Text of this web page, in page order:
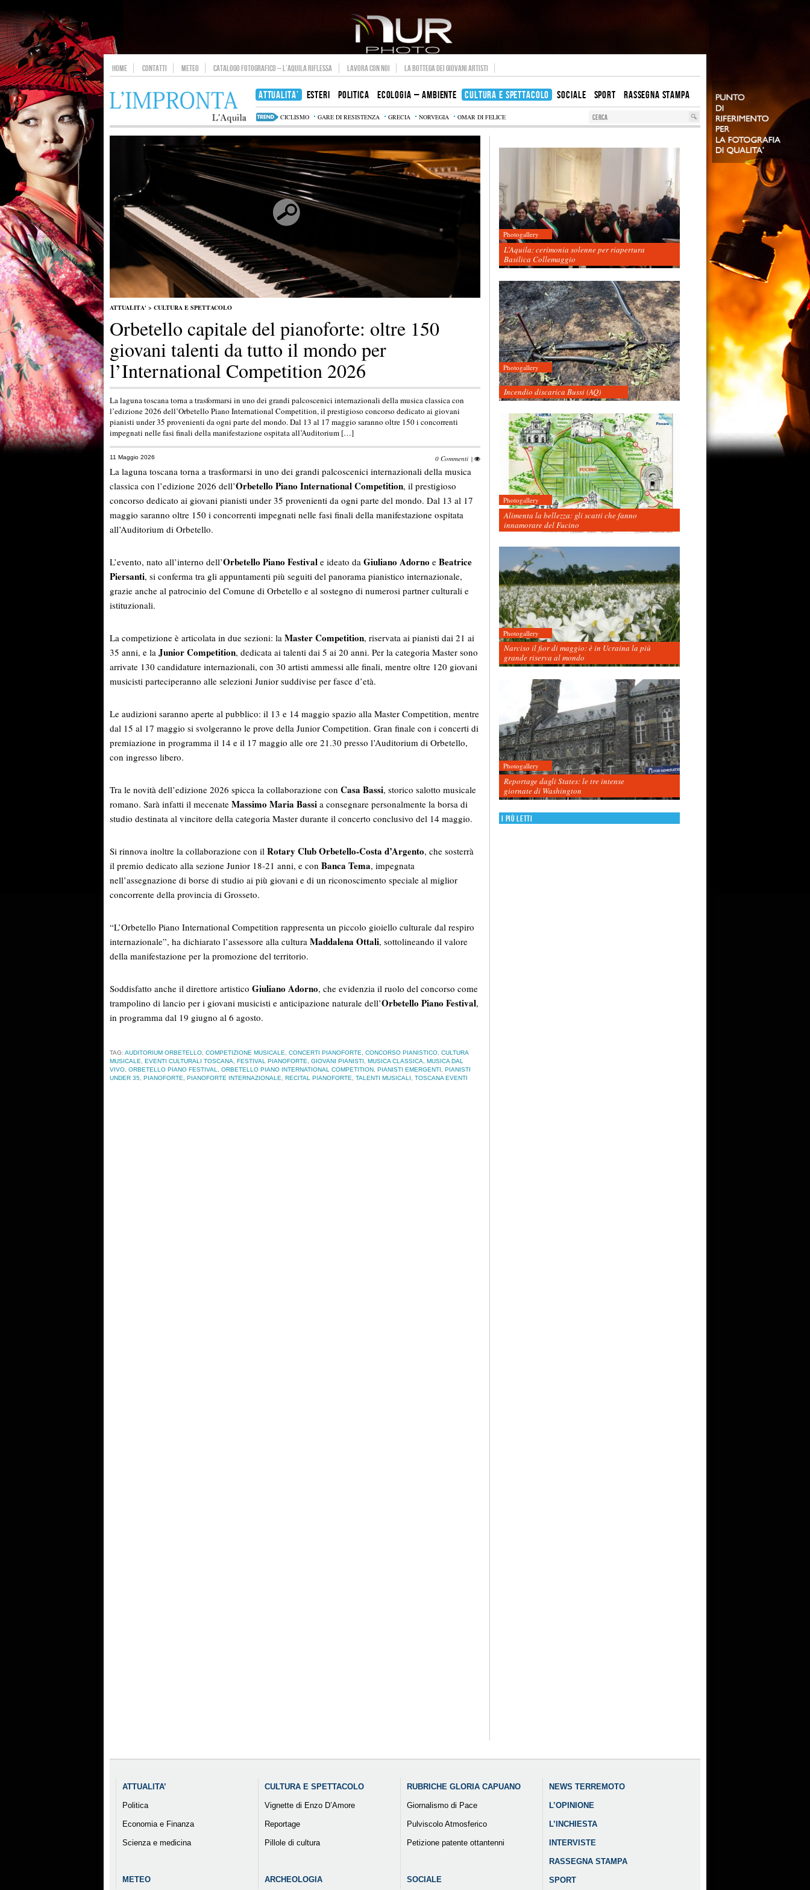
HOME CONTATTI METEO CATALOGO FOTOGRAFICO – L’AQUILA RIFLESSA LAVORA CON NOI LA BOTTEGA DEI GIOVANI ARTISTI
ATTUALITA’ ESTERI POLITICA ECOLOGIA – AMBIENTE CULTURA E SPETTACOLO SOCIALE SPORT RASSEGNA STAMPA
CICLISMO GARE DI RESISTENZA GRECIA NORVEGIA OMAR DI FELICE
ATTUALITA' > CULTURA E SPETTACOLO
Orbetello capitale del pianoforte: oltre 150
giovani talenti da tutto il mondo per
l’International Competition 2026
La laguna toscana torna a trasformarsi in uno dei grandi palcoscenici internazionali della musica classica con
l’edizione 2026 dell’Orbetello Piano International Competition, il prestigioso concorso dedicato ai giovani
pianisti under 35 provenienti da ogni parte del mondo. Dal 13 al 17 maggio saranno oltre 150 i concorrenti
impegnati nelle fasi finali della manifestazione ospitata all’Auditorium […]
11 Maggio 2026 0 Commenti |
La laguna toscana torna a trasformarsi in uno dei grandi palcoscenici internazionali della musica
classica con l’edizione 2026 dell’Orbetello Piano International Competition, il prestigioso
concorso dedicato ai giovani pianisti under 35 provenienti da ogni parte del mondo. Dal 13 al 17
maggio saranno oltre 150 i concorrenti impegnati nelle fasi finali della manifestazione ospitata
all’Auditorium di Orbetello.
L’evento, nato all’interno dell’Orbetello Piano Festival e ideato da Giuliano Adorno e Beatrice
Piersanti, si conferma tra gli appuntamenti più seguiti del panorama pianistico internazionale,
grazie anche al patrocinio del Comune di Orbetello e al sostegno di numerosi partner culturali e
istituzionali.
La competizione è articolata in due sezioni: la Master Competition, riservata ai pianisti dai 21 ai
35 anni, e la Junior Competition, dedicata ai talenti dai 5 ai 20 anni. Per la categoria Master sono
arrivate 130 candidature internazionali, con 30 artisti ammessi alle finali, mentre oltre 120 giovani
musicisti parteciperanno alle selezioni Junior suddivise per fasce d’età.
Le audizioni saranno aperte al pubblico: il 13 e 14 maggio spazio alla Master Competition, mentre
dal 15 al 17 maggio si svolgeranno le prove della Junior Competition. Gran finale con i concerti di
premiazione in programma il 14 e il 17 maggio alle ore 21.30 presso l’Auditorium di Orbetello,
con ingresso libero.
Tra le novità dell’edizione 2026 spicca la collaborazione con Casa Bassi, storico salotto musicale
romano. Sarà infatti il mecenate Massimo Maria Bassi a consegnare personalmente la borsa di
studio destinata al vincitore della categoria Master durante il concerto conclusivo del 14 maggio.
Si rinnova inoltre la collaborazione con il Rotary Club Orbetello-Costa d’Argento, che sosterrà
il premio dedicato alla sezione Junior 18-21 anni, e con Banca Tema, impegnata
nell’assegnazione di borse di studio ai più giovani e di un riconoscimento speciale al miglior
concorrente della provincia di Grosseto.
“L’Orbetello Piano International Competition rappresenta un piccolo gioiello culturale dal respiro
internazionale”, ha dichiarato l’assessore alla cultura Maddalena Ottali, sottolineando il valore
della manifestazione per la promozione del territorio.
Soddisfatto anche il direttore artistico Giuliano Adorno, che evidenzia il ruolo del concorso come
trampolino di lancio per i giovani musicisti e anticipazione naturale dell’Orbetello Piano Festival,
in programma dal 19 giugno al 6 agosto.
TAG: AUDITORIUM ORBETELLO, COMPETIZIONE MUSICALE, CONCERTI PIANOFORTE, CONCORSO PIANISTICO, CULTURA
MUSICALE, EVENTI CULTURALI TOSCANA, FESTIVAL PIANOFORTE, GIOVANI PIANISTI, MUSICA CLASSICA, MUSICA DAL
VIVO, ORBETELLO PIANO FESTIVAL, ORBETELLO PIANO INTERNATIONAL COMPETITION, PIANISTI EMERGENTI, PIANISTI
UNDER 35, PIANOFORTE, PIANOFORTE INTERNAZIONALE, RECITAL PIANOFORTE, TALENTI MUSICALI, TOSCANA EVENTI
Photogallery
L’Aquila: cerimonia solenne per riapertura
Basilica Collemaggio
Photogallery
Incendio discarica Bussi (AQ)
Photogallery
Alimenta la bellezza: gli scatti che fanno
innamorare del Fucino
Photogallery
Narciso il fior di maggio: è in Ucraina la più
grande riserva al mondo
Photogallery
Reportage dagli States: le tre intense
giornate di Washington
I più letti
ATTUALITA’
Politica
Economia e Finanza
Scienza e medicina
METEO
CULTURA E SPETTACOLO
Vignette di Enzo D’Amore
Reportage
Pillole di cultura
ARCHEOLOGIA
RUBRICHE GLORIA CAPUANO
Giornalismo di Pace
Pulviscolo Atmosferico
Petizione patente ottantenni
SOCIALE
NEWS TERREMOTO
L’OPINIONE
L’INCHIESTA
INTERVISTE
RASSEGNA STAMPA
SPORT